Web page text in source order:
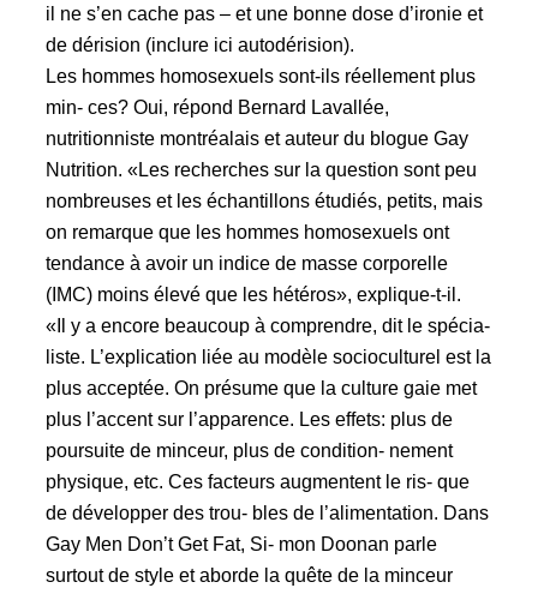
il ne s’en cache pas – et une bonne dose d’ironie et
de dérision (inclure ici autodérision).
Les hommes homosexuels sont-ils réellement plus
min- ces? Oui, répond Bernard Lavallée,
nutritionniste montréalais et auteur du blogue Gay
Nutrition. «Les recherches sur la question sont peu
nombreuses et les échantillons étudiés, petits, mais
on remarque que les hommes homosexuels ont
tendance à avoir un indice de masse corporelle
(IMC) moins élevé que les hétéros», explique-t-il.
«Il y a encore beaucoup à comprendre, dit le spécia-
liste. L’explication liée au modèle socioculturel est la
plus acceptée. On présume que la culture gaie met
plus l’accent sur l’apparence. Les effets: plus de
poursuite de minceur, plus de condition- nement
physique, etc. Ces facteurs augmentent le ris- que
de développer des trou- bles de l’alimentation. Dans
Gay Men Don’t Get Fat, Si- mon Doonan parle
surtout de style et aborde la quête de la minceur